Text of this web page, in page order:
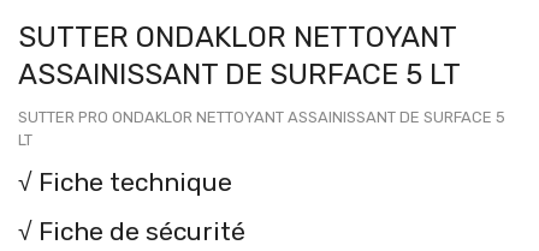
SUTTER ONDAKLOR NETTOYANT
ASSAINISSANT DE SURFACE 5 LT
SUTTER PRO ONDAKLOR NETTOYANT ASSAINISSANT DE SURFACE 5
LT
√ Fiche technique
√ Fiche de sécurité